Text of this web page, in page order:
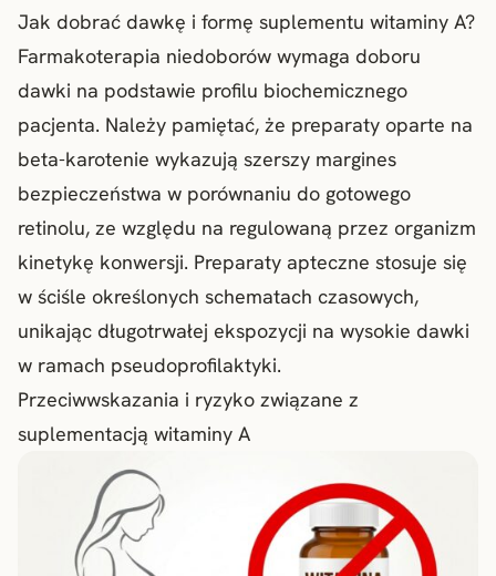
Jak dobrać dawkę i formę suplementu witaminy A?
Farmakoterapia niedoborów wymaga doboru
dawki na podstawie profilu biochemicznego
pacjenta. Należy pamiętać, że preparaty oparte na
beta-karotenie wykazują szerszy margines
bezpieczeństwa w porównaniu do gotowego
retinolu, ze względu na regulowaną przez organizm
kinetykę konwersji. Preparaty apteczne stosuje się
w ściśle określonych schematach czasowych,
unikając długotrwałej ekspozycji na wysokie dawki
w ramach pseudoprofilaktyki.
Przeciwwskazania i ryzyko związane z
suplementacją witaminy A